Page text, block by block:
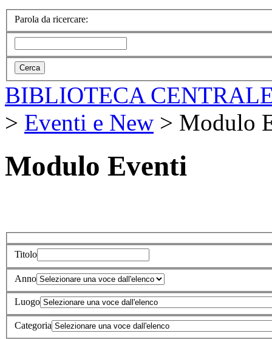
Parola da ricercare:
BIBLIOTECA
> Eventi e New > Modulo
Modulo Eventi
Titolo
Anno
Luogo
Categoria